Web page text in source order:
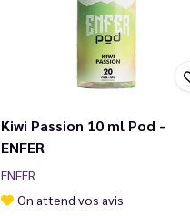
Kiwi Passion 10 ml Pod -
ENFER
ENFER
On attend vos avis